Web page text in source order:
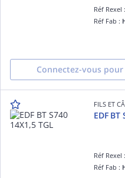
Réf Rexel :
Réf Fab :
Connectez-vous
FILS ET
EDF BT
Réf Rexel :
Réf Fab :